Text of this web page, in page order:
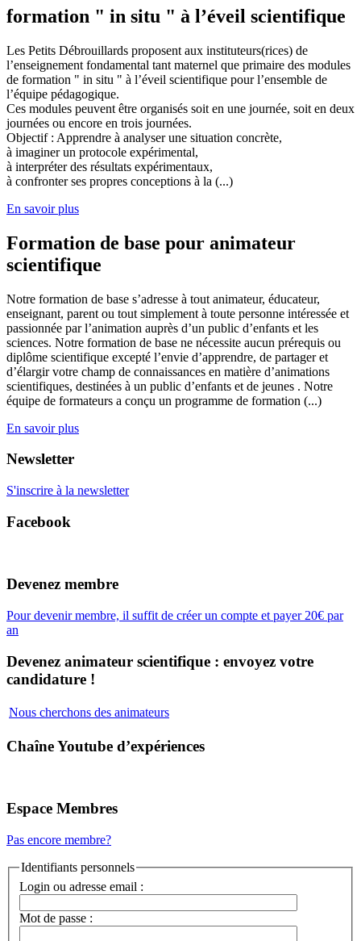
formation " in situ " à l’éveil scientifique
Les Petits Débrouillards proposent aux instituteurs(rices) de
l’enseignement fondamental tant maternel que primaire des modules
de formation " in situ " à l’éveil scientifique pour l’ensemble de
l’équipe pédagogique.
Ces modules peuvent être organisés soit en une journée, soit en deux
journées ou encore en trois journées.
Objectif : Apprendre à analyser une situation concrète,
à imaginer un protocole expérimental,
à interpréter des résultats expérimentaux,
à confronter ses propres conceptions à la (...)
En savoir plus
Formation de base pour animateur
scientifique
Notre formation de base s’adresse à tout animateur, éducateur,
enseignant, parent ou tout simplement à toute personne intéressée et
passionnée par l’animation auprès d’un public d’enfants et les
sciences. Notre formation de base ne nécessite aucun prérequis ou
diplôme scientifique excepté l’envie d’apprendre, de partager et
d’élargir votre champ de connaissances en matière d’animations
scientifiques, destinées à un public d’enfants et de jeunes . Notre
équipe de formateurs a conçu un programme de formation (...)
En savoir plus
Newsletter
S'inscrire à la newsletter
Facebook
Devenez membre
Pour devenir membre, il suffit de créer un compte et payer 20€ par
an
Devenez animateur scientifique : envoyez votre
candidature !
Nous cherchons des animateurs
Chaîne Youtube d’expériences
Espace Membres
Pas encore membre?
Identifiants personnels
Login ou adresse email :
Mot de passe :